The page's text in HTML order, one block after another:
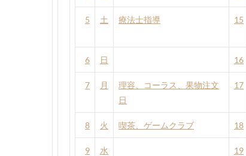
5 土 療法士指導 15
6 日 16
7 月
理容、コーラス、果物注文
日
17
8 火 喫茶、ゲームクラブ 18
9 水 19